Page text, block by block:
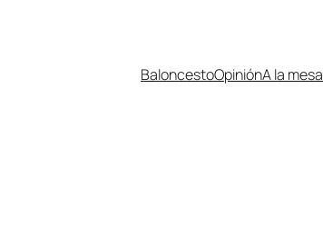
BaloncestoOpiniónA la mesa